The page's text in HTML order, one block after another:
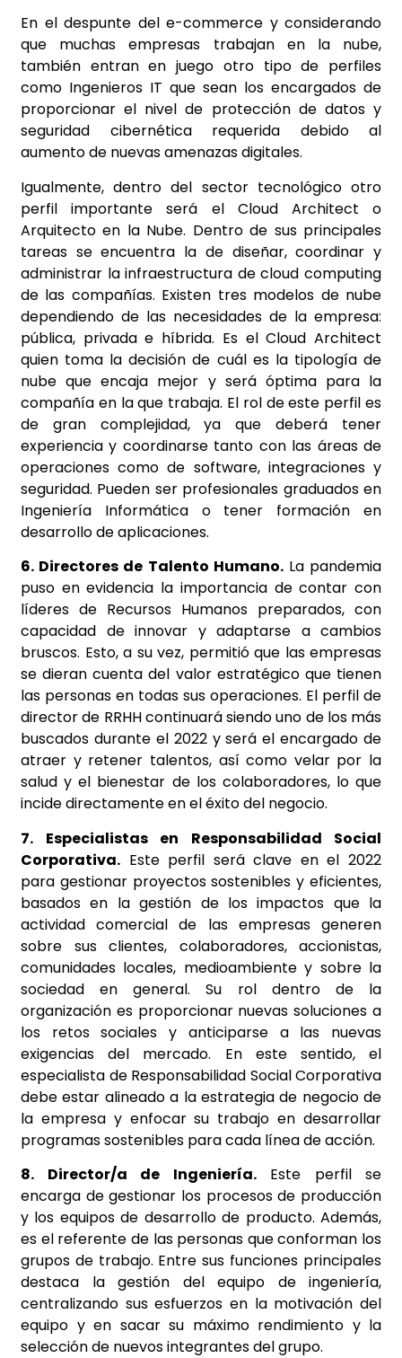
En el despunte del e-commerce y considerando
que muchas empresas trabajan en la nube,
también entran en juego otro tipo de perfiles
como Ingenieros IT que sean los encargados de
proporcionar el nivel de protección de datos y
seguridad cibernética requerida debido al
aumento de nuevas amenazas digitales.
Igualmente, dentro del sector tecnológico otro
perfil importante será el Cloud Architect o
Arquitecto en la Nube. Dentro de sus principales
tareas se encuentra la de diseñar, coordinar y
administrar la infraestructura de cloud computing
de las compañías. Existen tres modelos de nube
dependiendo de las necesidades de la empresa:
pública, privada e híbrida. Es el Cloud Architect
quien toma la decisión de cuál es la tipología de
nube que encaja mejor y será óptima para la
compañía en la que trabaja. El rol de este perfil es
de gran complejidad, ya que deberá tener
experiencia y coordinarse tanto con las áreas de
operaciones como de software, integraciones y
seguridad. Pueden ser profesionales graduados en
Ingeniería Informática o tener formación en
desarrollo de aplicaciones.
6. Directores de Talento Humano.La pandemia
puso en evidencia la importancia de contar con
líderes de Recursos Humanos preparados, con
capacidad de innovar y adaptarse a cambios
bruscos. Esto, a su vez, permitió que las empresas
se dieran cuenta del valor estratégico que tienen
las personas en todas sus operaciones. El perfil de
director de RRHH continuará siendo uno de los más
buscados durante el 2022 y será el encargado de
atraer y retener talentos, así como velar por la
salud y el bienestar de los colaboradores, lo que
incide directamente en el éxito del negocio.
7. Especialistas en Responsabilidad Social
Corporativa. Este perfil será clave en el 2022
para gestionar proyectos sostenibles y eficientes,
basados en la gestión de los impactos que la
actividad comercial de las empresas generen
sobre sus clientes, colaboradores, accionistas,
comunidades locales, medioambiente y sobre la
sociedad en general. Su rol dentro de la
organización es proporcionar nuevas soluciones a
los retos sociales y anticiparse a las nuevas
exigencias del mercado. En este sentido, el
especialista de Responsabilidad Social Corporativa
debe estar alineado a la estrategia de negocio de
la empresa y enfocar su trabajo en desarrollar
programas sostenibles para cada línea de acción.
8. Director/a de Ingeniería.Este perfil se
encarga de gestionar los procesos de producción
y los equipos de desarrollo de producto. Además,
es el referente de las personas que conforman los
grupos de trabajo. Entre sus funciones principales
destaca la gestión del equipo de ingeniería,
centralizando sus esfuerzos en la motivación del
equipo y en sacar su máximo rendimiento y la
selección de nuevos integrantes del grupo.